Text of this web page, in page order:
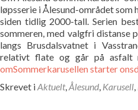
løpsserie i Ålesund-området
siden tidlig 2000-tall. Serien
sommeren, med valgfri distanse
langs Brusdalsvatnet i
relativt flate og går på
omSommerkarusellen starter
Skrevet iAktuelt,Ålesund, Karusell,